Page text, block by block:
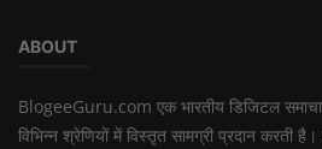
ABOUT
BlogeeGuru.com एक भारतीय डिजिटल
विभिन्न श्रेणियों में विस्तृत सामग्री प्रदान करती है।